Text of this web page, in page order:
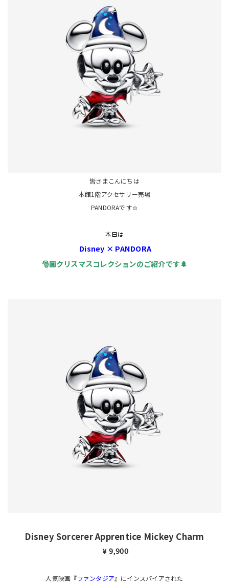
皆さまこんにちは
本館1階アクセサリー売場
PANDORAです☺️
本日は
Disney × PANDORA
🎅🏼クリスマスコレクションのご紹介です🌲
Disney Sorcerer Apprentice Mickey Charm
¥ 9,900
人気映画『ファンタジア』にインスパイアされた